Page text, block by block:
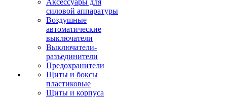
Аксессуары для
силовой аппаратуры
Воздушные
автоматические
выключатели
Выключатели-
разъединители
Предохранители
Щиты и боксы
пластиковые
Щиты и корпуса